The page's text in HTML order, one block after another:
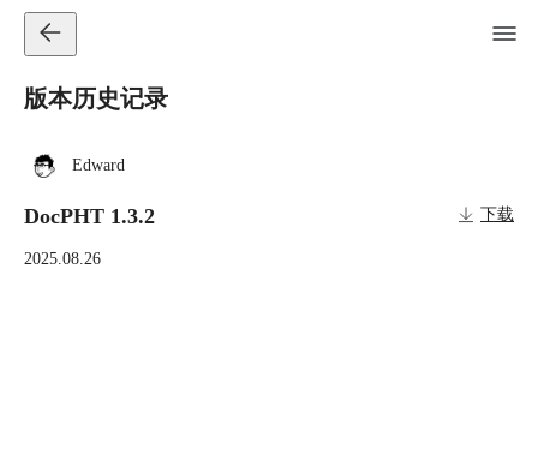
版本历史记录
Edward
DocPHT 1.3.2 下载
2025.08.26